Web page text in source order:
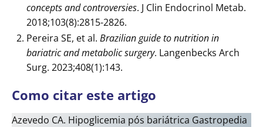
concepts and controversies. J Clin Endocrinol Metab.
2018;103(8):2815-2826.
Pereira SE, et al. Brazilian guide to nutrition in
bariatric and metabolic surgery. Langenbecks Arch
Surg. 2023;408(1):143.
Como citar este artigo
Azevedo CA. Hipoglicemia pós bariátrica Gastropedia